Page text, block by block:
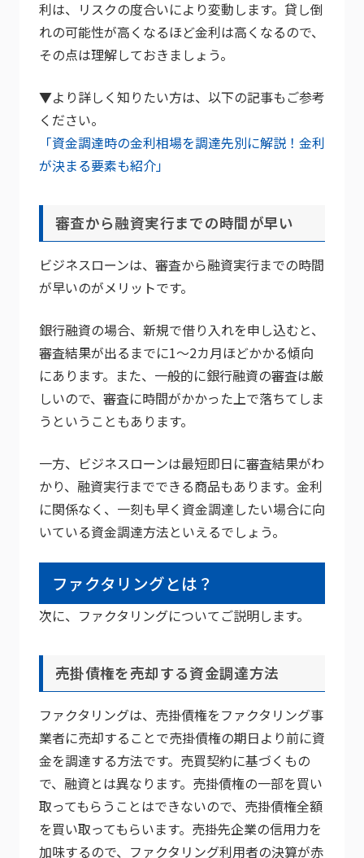
利は、リスクの度合いにより変動します。貸し倒
れの可能性が高くなるほど金利は高くなるので、
その点は理解しておきましょう。
▼より詳しく知りたい方は、以下の記事もご参考
ください。
「資金調達時の金利相場を調達先別に解説！金利
が決まる要素も紹介」
審査から融資実行までの時間が早い
ビジネスローンは、審査から融資実行までの時間
が早いのがメリットです。
銀行融資の場合、新規で借り入れを申し込むと、
審査結果が出るまでに1～2カ月ほどかかる傾向
にあります。また、一般的に銀行融資の審査は厳
しいので、審査に時間がかかった上で落ちてしま
うということもあります。
一方、ビジネスローンは最短即日に審査結果がわ
かり、融資実行までできる商品もあります。金利
に関係なく、一刻も早く資金調達したい場合に向
いている資金調達方法といえるでしょう。
ファクタリングとは？
次に、ファクタリングについてご説明します。
売掛債権を売却する資金調達方法
ファクタリングは、売掛債権をファクタリング事
業者に売却することで売掛債権の期日より前に資
金を調達する方法です。売買契約に基づくもの
で、融資とは異なります。売掛債権の一部を買い
取ってもらうことはできないので、売掛債権全額
を買い取ってもらいます。売掛先企業の信用力を
加味するので、ファクタリング利用者の決算が赤